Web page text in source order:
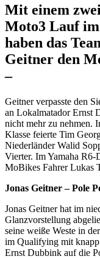
Mit einem
Moto3 Lauf im
haben das
Geitner den
–
Geitner verpasste den
an Lokalmatador Ernst
nicht mehr zu nehmen.
Klasse feierte Tim
Niederländer Walid
Vierter. Im Yamaha
MoBikes Fahrer Lukas
Jonas Geitner – Pole
Jonas Geitner hat im
Glanzvorstellung
seine weiße Weste in
im Qualifying mit knapp
Ernst Dubbink auf die